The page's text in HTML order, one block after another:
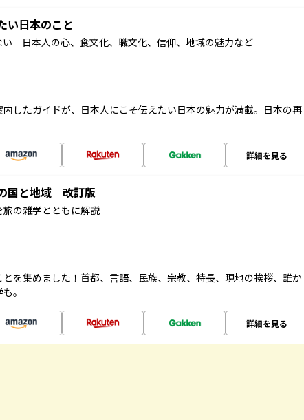
い日本のこと
い 日本人の心、食文化、職文化、信仰、地域の魅力など
内したガイドが、日本人にこそ伝えたい日本の魅力が満載。日本の再
詳細を見る
国と地域 改訂版
の雑学とともに解説
を集めました！首都、言語、民族、宗教、特長、現地の挨拶、誰か
。
詳細を見る